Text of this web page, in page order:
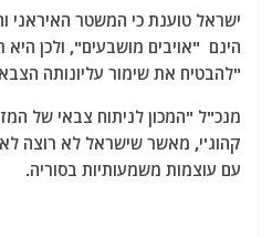
ישראל טוענת כי המשטר האיראני
הינם "אויבים מושבעים", ולכן
"להבטיח את שימור עליונותה
מנכ"ל "המכון לניתוח צבאי של
קהוג'י, מאשר שישראל לא רוצה
עם עוצמות משמעותיות בסוריה.